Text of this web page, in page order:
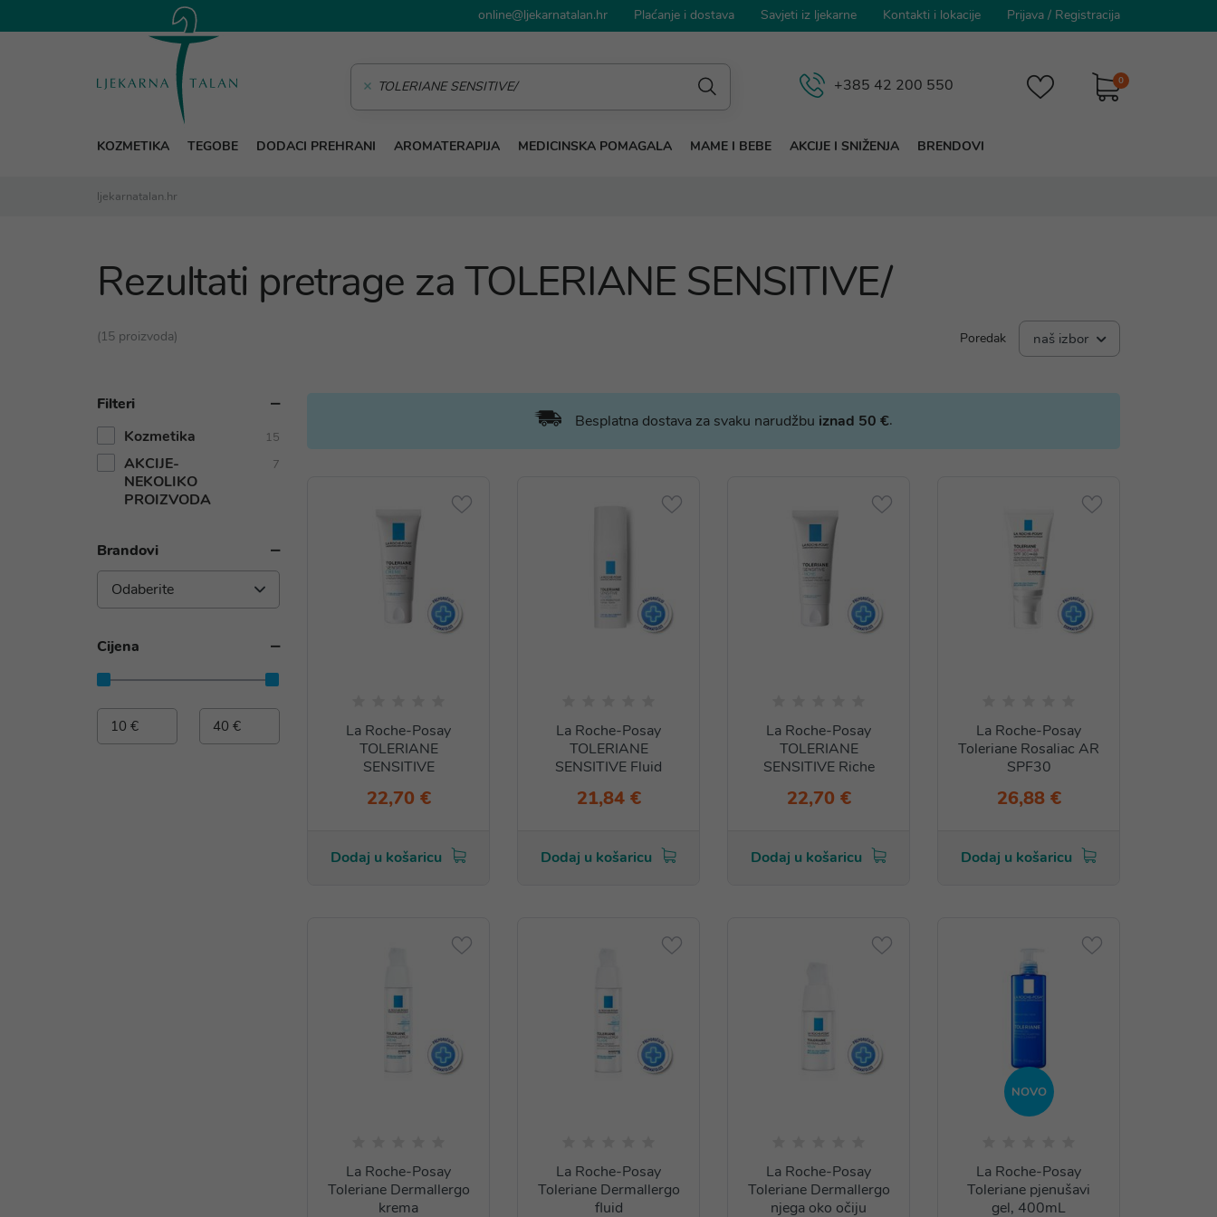
online@ljekarnatalan.hr Plaćanje i dostava Savjeti iz ljekarne Kontakti i lokacije Prijava / Registracija
0
+385 42 200 550
KOZMETIKA TEGOBE DODACI PREHRANI AROMATERAPIJA MEDICINSKA POMAGALA MAME I BEBE AKCIJE I SNIŽENJA BRENDOVI
ljekarnatalan.hr
Rezultati pretrage za TOLERIANE SENSITIVE/
(15 proizvoda) Poredak naš izbor
Filteri
Kozmetika
15
AKCIJE-
NEKOLIKO
PROIZVODA
7
Brandovi
Odaberite
Cijena
Besplatna dostava za svaku narudžbu iznad 50 €.
La Roche-Posay
TOLERIANE
SENSITIVE
22,70 €
Dodaj u košaricu
La Roche-Posay
TOLERIANE
SENSITIVE Fluid
21,84 €
Dodaj u košaricu
La Roche-Posay
TOLERIANE
SENSITIVE Riche
22,70 €
Dodaj u košaricu
La Roche-Posay
Toleriane Rosaliac AR
SPF30
26,88 €
Dodaj u košaricu
La Roche-Posay
Toleriane Dermallergo
krema
La Roche-Posay
Toleriane Dermallergo
fluid
La Roche-Posay
Toleriane Dermallergo
njega oko očiju
NOVO
La Roche-Posay
Toleriane pjenušavi
gel, 400mL